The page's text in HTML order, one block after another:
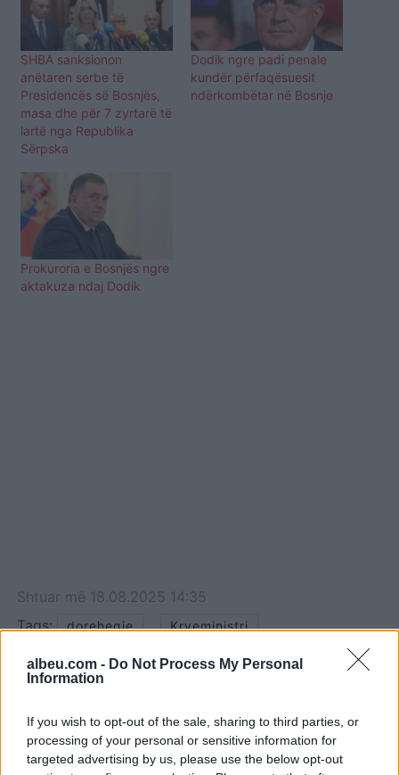
albeu.com - Do Not Process My Personal
Information
If you wish to opt-out of the sale, sharing to third parties, or
processing of your personal or sensitive information for
targeted advertising by us, please use the below opt-out
SHBA sanksionon
anëtaren serbe të
Presidencës së Bosnjës,
masa dhe për 7 zyrtarë të
lartë nga Republika
Sërpska
Dodik ngre padi penale
kundër përfaqësuesit
ndërkombëtar në Bosnje
Prokuroria e Bosnjës ngre
aktakuza ndaj Dodik
Shtuar më 18.08.2025 14:35
Tags:
doreheqje , Kryeministri